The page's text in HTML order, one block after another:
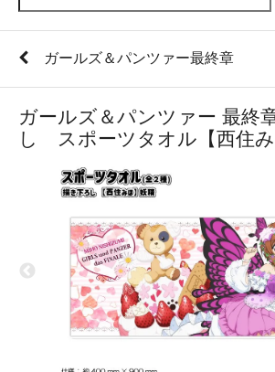
ガールズ＆パンツァー最終章
ガールズ＆パンツァー 最終
し スポーツタオル【西住